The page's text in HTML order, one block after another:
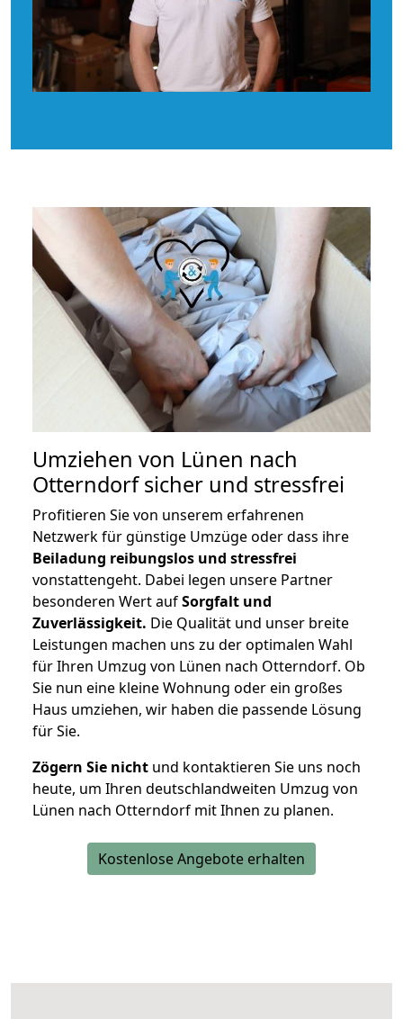
Umziehen von Lünen nach
Otterndorfsicher und stressfrei
Profitieren Sie von unserem erfahrenen
Netzwerk für günstige Umzüge oder dass ihre
Beiladung reibungslos und stressfrei
vonstattengeht. Dabei legen unsere Partner
besonderen Wert aufSorgfalt und
Zuverlässigkeit. Die Qualität und unser breite
Leistungen machen uns zu der optimalen Wahl
für Ihren Umzug von Lünen nach Otterndorf. Ob
Sie nun eine kleine Wohnung oder ein großes
Haus umziehen, wir haben die passende Lösung
für Sie.
Zögern Sie nicht und kontaktieren Sie uns noch
heute, um Ihren deutschlandweiten Umzug von
Lünen nach Otterndorf mit Ihnen zu planen.
Kostenlose Angebote erhalten